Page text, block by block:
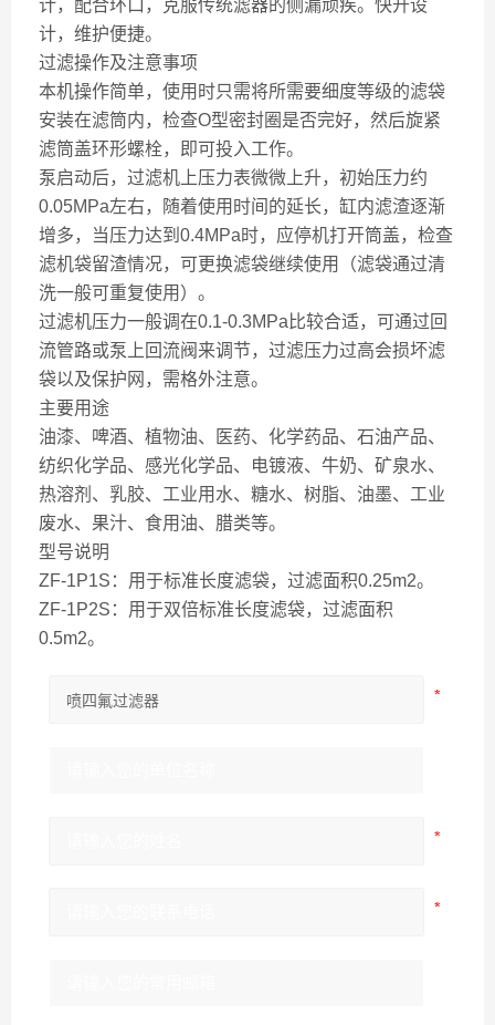
计，配合环口，克服传统滤器的侧漏顽疾。快开设
计，维护便捷。
过滤操作及注意事项
本机操作简单，使用时只需将所需要细度等级的滤袋
安装在滤筒内，检查O型密封圈是否完好，然后旋紧
滤筒盖环形螺栓，即可投入工作。
泵启动后，过滤机上压力表微微上升，初始压力约
0.05MPa左右，随着使用时间的延长，缸内滤渣逐渐
增多，当压力达到0.4MPa时，应停机打开筒盖，检查
滤机袋留渣情况，可更换滤袋继续使用（滤袋通过清
洗一般可重复使用）。
过滤机压力一般调在0.1-0.3MPa比较合适，可通过回
流管路或泵上回流阀来调节，过滤压力过高会损坏滤
袋以及保护网，需格外注意。
主要用途
油漆、啤酒、植物油、医药、化学药品、石油产品、
纺织化学品、感光化学品、电镀液、牛奶、矿泉水、
热溶剂、乳胶、工业用水、糖水、树脂、油墨、工业
废水、果汁、食用油、腊类等。
型号说明
ZF-1P1S：用于标准长度滤袋，过滤面积0.25m2。
ZF-1P2S：用于双倍标准长度滤袋，过滤面积
0.5m2。